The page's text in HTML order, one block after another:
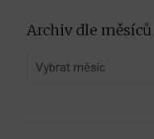
Archiv dle měsíců
dle